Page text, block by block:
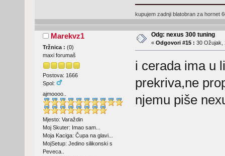
kupujem zadnji blatobran za hornet
Marekvz1
Tržnica : (0)
maxi forumaš
Postova: 1666
Spol:
ajmoooo..
Mjesto: Varaždin
Moj Skuter: Imao sam...
Moja Kaciga: Čupa na glavi...
MojSetup: Jedino silikonski s
Peveca..
Odg: nexus 300 tuning
« Odgovori #15 : 30 Ožujak,
i cerada ima u
prekriva,ne
njemu piše